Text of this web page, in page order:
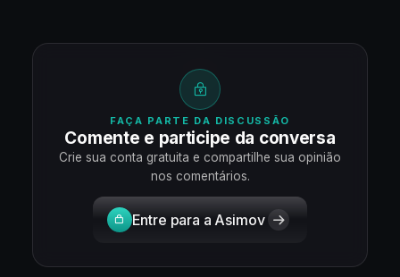
FAÇA PARTE DA DISCUSSÃO
Comente e participe da conversa
Crie sua conta gratuita e compartilhe sua opinião
nos comentários.
Entre para a Asimov